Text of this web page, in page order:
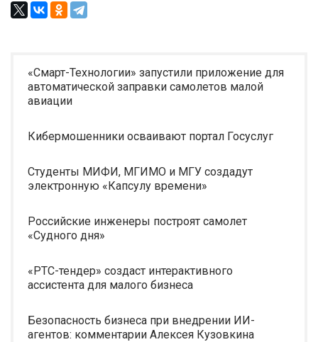
«Смарт-Технологии» запустили приложение для
автоматической заправки самолетов малой
авиации
Кибермошенники осваивают портал Госуслуг
Студенты МИФИ, МГИМО и МГУ создадут
электронную «Капсулу времени»
Российские инженеры построят самолет
«Судного дня»
«РТС-тендер» создаст интерактивного
ассистента для малого бизнеса
Безопасность бизнеса при внедрении ИИ-
агентов: комментарии Алексея Кузовкина